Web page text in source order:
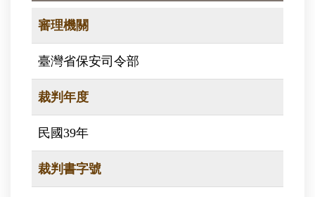
審理機關
臺灣省保安司令部
裁判年度
民國39年
裁判書字號